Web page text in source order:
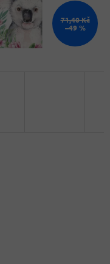
71,40 Kč
–49 %